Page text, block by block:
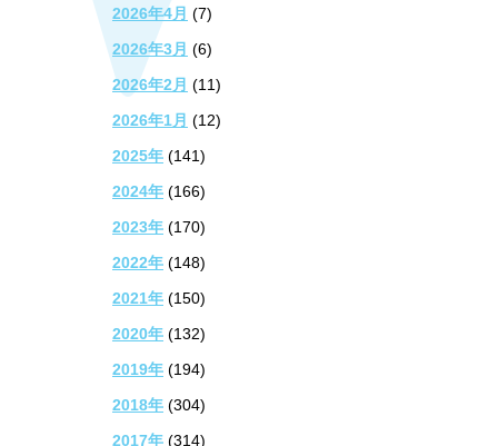
2026年4月 (7)
2026年3月 (6)
2026年2月 (11)
2026年1月 (12)
2025年 (141)
2024年 (166)
2023年 (170)
2022年 (148)
2021年 (150)
2020年 (132)
2019年 (194)
2018年 (304)
2017年 (314)